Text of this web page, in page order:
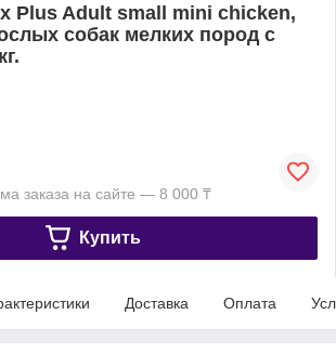
Plus Adult small mini chicken,
собак мелких пород с
заказа на сайте — 8 000 ₸
Купить
Доставка Оплата